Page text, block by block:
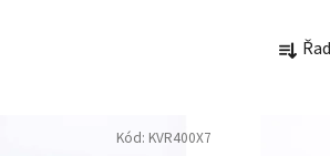
a
Kód: KVR400X7